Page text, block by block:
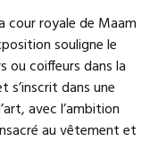
cour royale de Maam
souligne le
ou coiffeurs dans la
s’inscrit dans une
avec l’ambition
au vêtement et